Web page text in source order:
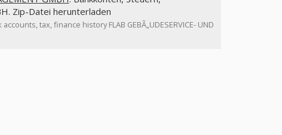
Zip-Datei herunterladen
accounts, tax, finance history FLAB GEBÃ„UDESERVICE- UND